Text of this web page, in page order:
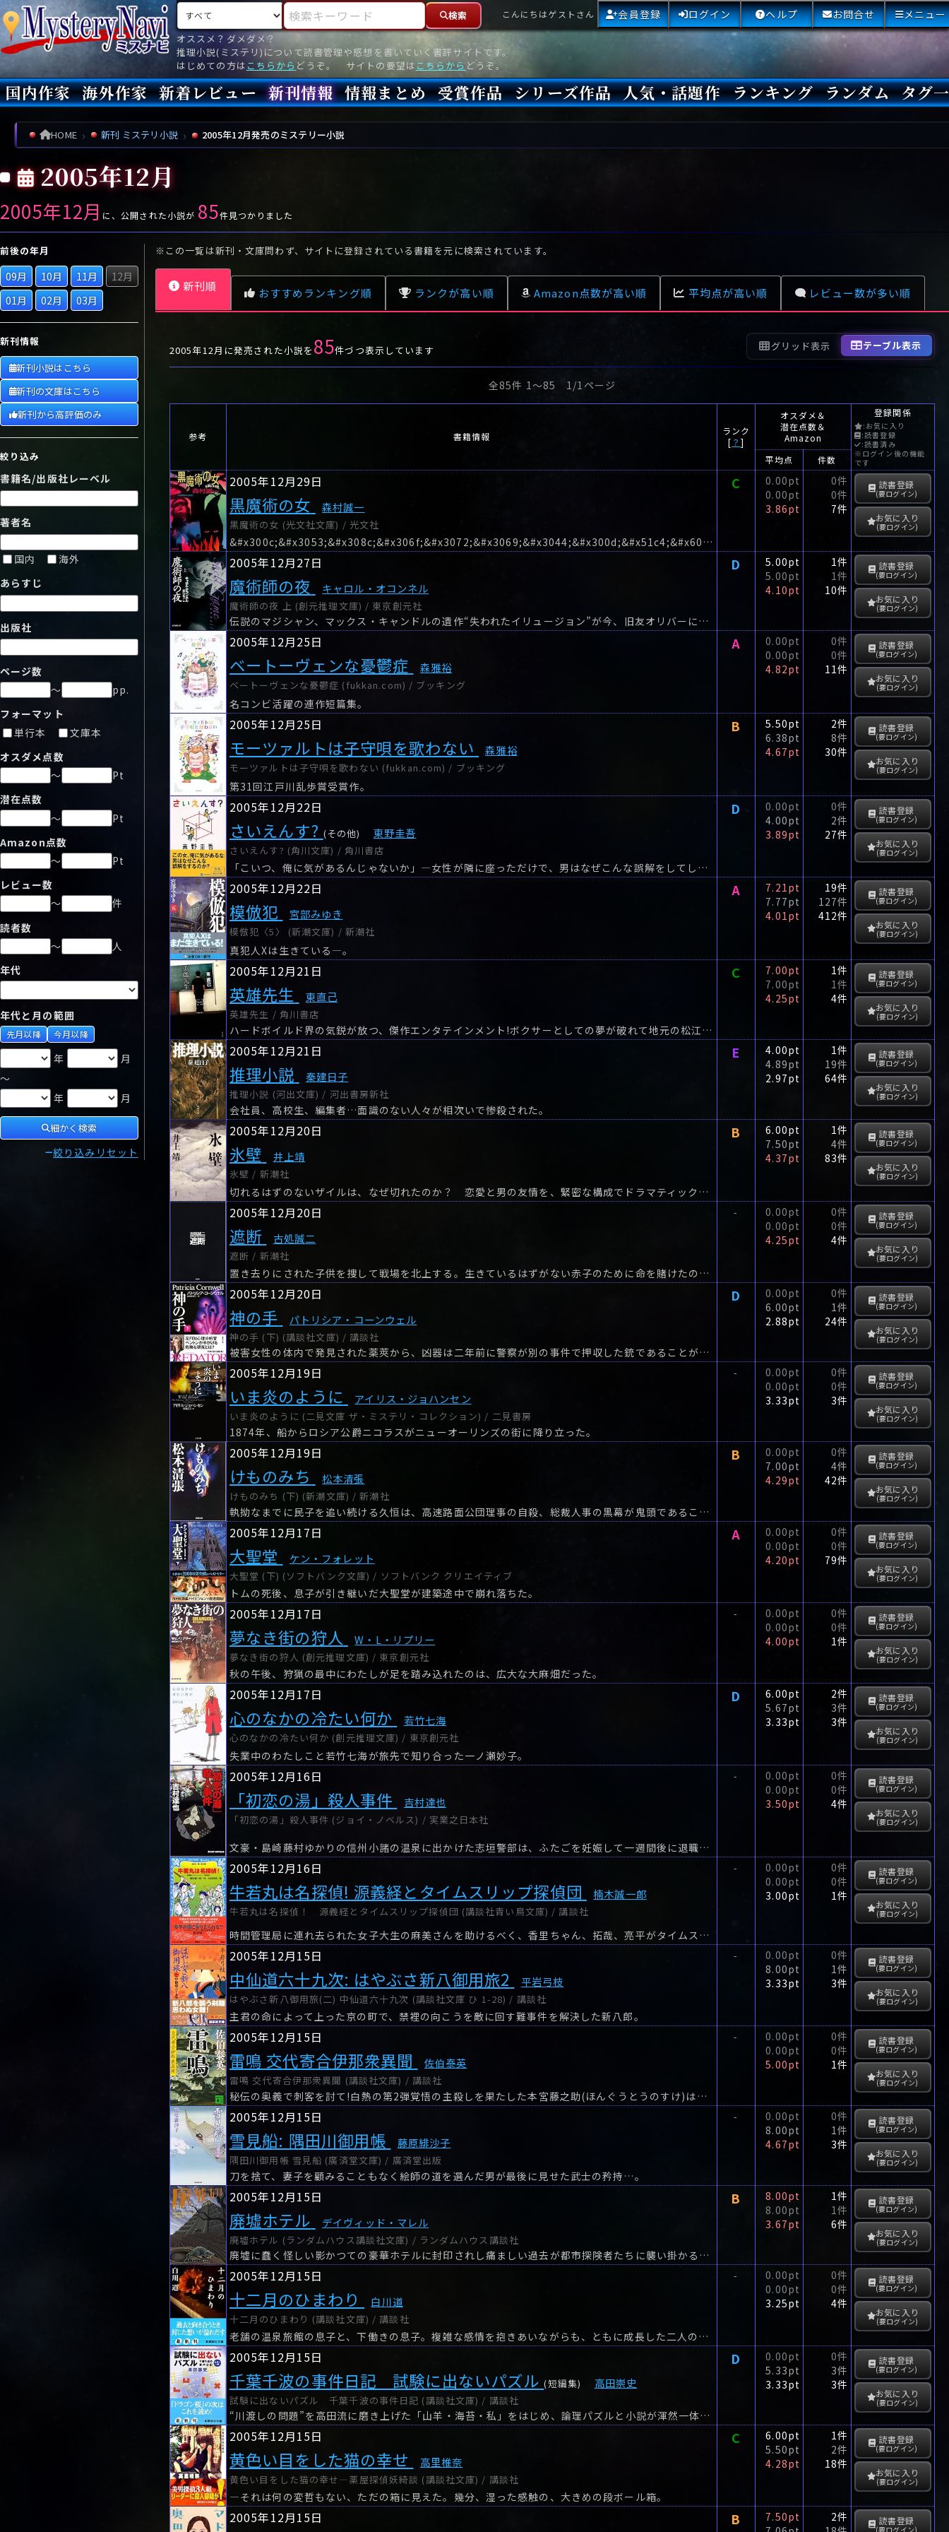
オススメ？ダメダメ？
推理小説(ミステリ)について読書管理や感想を書いていく書評サイトです。
はじめての方は こちらから どうぞ。 サイトの要望は こちらから どうぞ。
検索対象 検索キーワード
検索 こんにちはゲストさん 会員登録 ログイン ヘルプ お問合せ メニュー
国内作家
あ行 あ い う え
お
か行
か き く け
こ
さ行
さ し す せ
た行
た ち
な行
な に ぬ ね
の
は行
は ひ ふ
ま行
ま み む
も
や行
や ゆ
ら行
ろ
わ行
わ
海外作家
ア行 ア イ ウ エ
オ
カ行
カ キ ク ケ
コ
サ行
サ シ
タ行
ツ
ナ行
ナ ニ ヌ ネ
ノ
ハ行
ハ
マ行
マ ミ ム
モ
ヤ行
ヤ
リ ル レ
ロ
ワ行
ワ
新着レビュー 新刊情報
新刊情報
文庫新刊
新刊高評価
今月(8月)発売
先月(7月)発売
先々月(6月)発売
情報まとめ
『本格ミステリベスト』2026年版
『本格ミステリベスト』(海外)
『このミステリーがすごい!』2026年版
『このミステリーがすごい!』(海外)
『ミステリが読みたい!』2026年版
『ミステリが読みたい!』(海外)
『週刊文春ミステリーベスト10』2025年版
『週刊文春ミステリーベスト10』(海外)
本格ミステリ・エターナル300
本格ミステリ・ディケイド300
本格ミステリ・クロニクル300
ミステリー・リーグ
東西ミステリーベスト100 2012年版(国内)
東西ミステリーベスト100 2012年版(海外)
その他をもっとみる
受賞作品
日本推理作家協会賞
本格ミステリ大賞
鮎川哲也賞
横溝正史ミステリ大賞
江戸川乱歩賞
メフィスト賞
『このミステリーがすごい!』大賞
アンソニー賞(長編賞)
エドガー賞(MWA賞)
ゴールド・ダガー賞(CWA賞)
バリー賞(長編賞)
ガラスの鍵賞
その他をもっとみる
シリーズ作品 人気・話題作
本日
3日間
今週
今月
最近閲覧された小説
ランキング
国内総合ランキング
海外総合ランキング
Amazon国内作品高評価
Amazon海外作品高評価
国内作品高評価
海外作品高評価
閲覧回数
オススメ投票回数
読書した人が多い小説
サイトランク
Sランク
Aランク
Bランク
Cランク
Dランク
Eランク
Fランク
ランダム タグ
初心者におすすめ
クローズド・サー
本格ミステリ
青春ミステリ
学園ミステリ
日常の謎
SFミステリ
倒叙ミステリ
警察小説
映画化
ドラマ化
その他をもっとみ
HOME 新刊 ミステリ小説 2005年12月発売のミステリー小説
2005年12月
2005年12月 に、公開された小説が 85件見つかりました
前後の年月
09月 10月 11月
12月
01月
02月 03月
新刊情報
新刊小説はこちら
新刊の文庫はこちら
新刊から高評価のみ
絞り込み
書籍名/出版社レーベル
著者名
国内
海外
あらすじ
出版社
ページ数
～
pp.
フォーマット
単行本
文庫本
オスダメ点数
～
Pt
潜在点数
～
Pt
Amazon点数
～
Pt
レビュー数
～
件
読者数
～
人
年代
年代と月の範囲
先月以降 今月以降
年
月
～
年
月
細かく検索
絞り込みリセット
※この一覧は新刊・文庫問わず、サイトに登録されている書籍を元に検索されています。
新刊順 おすすめランキング順 ランクが高い順 Amazon点数が高い順 平均点が高い順 レビュー数が多い順
2005年12月に発売された小説を 85件づつ表示しています グリッド表示 テーブル表示
全85件 1〜85 1/1ページ
参考 書籍情報
ランク
[ ？]
オスダメ＆
潜在点数＆
Amazon
登録関係
:お気に入り
:読書登録
:読書済み
※ログイン後の機能
です
平均点 件数
2005年12月29日
黒魔術の女 森村誠一
黒魔術の女 (光文社文庫) / 光文社
&#x300c;&#x3053;&#x308c;&#x306f;&#x3072;&#x3069;&#x3044;&#x300d;&#x51c4;&#x60e8;&#x306a;&#x5149;&#x666f;&#x306b;&#x3001;
C
0.00pt
0.00pt
3.86pt
0件
0件
7件
読書登録
(要ログイン)
お気に入り
(要ログイン)
2005年12月27日
魔術師の夜 キャロル・オコンネル
魔術師の夜 上 (創元推理文庫) / 東京創元社
伝説のマジシャン、マックス・キャンドルの遺作“失われたイリュージョン”が今、旧友オリバーによって演じられようとしている。
D
5.00pt
5.00pt
4.10pt
1件
1件
10件
読書登録
(要ログイン)
お気に入り
(要ログイン)
2005年12月25日
ベートーヴェンな憂鬱症 森雅裕
ベートーヴェンな憂鬱症 (fukkan.com) / ブッキング
名コンビ活躍の連作短篇集。
A
0.00pt
0.00pt
4.82pt
0件
0件
11件
読書登録
(要ログイン)
お気に入り
(要ログイン)
2005年12月25日
モーツァルトは子守唄を歌わない 森雅裕
モーツァルトは子守唄を歌わない (fukkan.com) / ブッキング
第31回江戸川乱歩賞受賞作。
B
5.50pt
6.38pt
4.67pt
2件
8件
30件
読書登録
(要ログイン)
お気に入り
(要ログイン)
2005年12月22日
さいえんす? (その他) 東野圭吾
さいえんす? (角川文庫) / 角川書店
「こいつ、俺に気があるんじゃないか」―女性が隣に座っただけで、男はなぜこんな誤解をしてしまうのか?男女の恋愛問題から、ダイエットブームへの提言、野球人気を復活させるための画期的な改革...
D
0.00pt
4.00pt
3.89pt
0件
2件
27件
読書登録
(要ログイン)
お気に入り
(要ログイン)
2005年12月22日
模倣犯 宮部みゆき
模倣犯〈5〉 (新潮文庫) / 新潮社
真犯人Xは生きている―。
A
7.21pt
7.77pt
4.01pt
19件
127件
412件
読書登録
(要ログイン)
お気に入り
(要ログイン)
2005年12月21日
英雄先生 東直己
英雄先生 / 角川書店
ハードボイルド界の気鋭が放つ、傑作エンタテインメント!ボクサーとしての夢が破れて地元の松江に戻った池田は、教師として退屈な日々を送る。
C
7.00pt
7.00pt
4.25pt
1件
1件
4件
読書登録
(要ログイン)
お気に入り
(要ログイン)
2005年12月21日
推理小説 秦建日子
推理小説 (河出文庫) / 河出書房新社
会社員、高校生、編集者…面識のない人々が相次いで惨殺された。
E
4.00pt
4.89pt
2.97pt
1件
19件
64件
読書登録
(要ログイン)
お気に入り
(要ログイン)
2005年12月20日
氷壁 井上靖
氷壁 / 新潮社
切れるはずのないザイルは、なぜ切れたのか？ 恋愛と男の友情を、緊密な構成でドラマティックに展開させた井上靖の傑作長篇。
B
6.00pt
7.50pt
4.37pt
1件
4件
83件
読書登録
(要ログイン)
お気に入り
(要ログイン)
2005年12月20日
遮断 古処誠二
遮断 / 新潮社
置き去りにされた子供を捜して戦場を北上する。生きているはずがない赤子のために命を賭けたのは、なぜか。
-
0.00pt
0.00pt
4.25pt
0件
0件
4件
読書登録
(要ログイン)
お気に入り
(要ログイン)
2005年12月20日
神の手 パトリシア・コーンウェル
神の手 (下) (講談社文庫) / 講談社
被害女性の体内で発見された薬莢から、凶器は二年前に警察が別の事件で押収した銃であることが分かる。
D
0.00pt
6.00pt
2.88pt
0件
1件
24件
読書登録
(要ログイン)
お気に入り
(要ログイン)
2005年12月19日
いま炎のように アイリス・ジョハンセン
いま炎のように (二見文庫 ザ・ミステリ・コレクション) / 二見書房
1874年、船からロシア公爵ニコラスがニューオーリンズの街に降り立った。
-
0.00pt
0.00pt
3.33pt
0件
0件
3件
読書登録
(要ログイン)
お気に入り
(要ログイン)
2005年12月19日
けものみち 松本清張
けものみち (下) (新潮文庫) / 新潮社
執拗なまでに民子を追い続ける久恒は、高速路面公団理事の自殺、総裁人事の黒幕が鬼頭であることを確信する。
B
0.00pt
7.00pt
4.29pt
0件
4件
42件
読書登録
(要ログイン)
お気に入り
(要ログイン)
2005年12月17日
大聖堂 ケン・フォレット
大聖堂 (下) (ソフトバンク文庫) / ソフトバンク クリエイティブ
トムの死後、息子が引き継いだ大聖堂が建築途中で崩れ落ちた。
A
0.00pt
0.00pt
4.20pt
0件
0件
79件
読書登録
(要ログイン)
お気に入り
(要ログイン)
2005年12月17日
夢なき街の狩人 W・L・リプリー
夢なき街の狩人 (創元推理文庫) / 東京創元社
秋の午後、狩猟の最中にわたしが足を踏み込れたのは、広大な大麻畑だった。
-
0.00pt
0.00pt
4.00pt
0件
0件
1件
読書登録
(要ログイン)
お気に入り
(要ログイン)
2005年12月17日
心のなかの冷たい何か 若竹七海
心のなかの冷たい何か (創元推理文庫) / 東京創元社
失業中のわたしこと若竹七海が旅先で知り合った一ノ瀬妙子。
D
6.00pt
5.67pt
3.33pt
2件
3件
3件
読書登録
(要ログイン)
お気に入り
(要ログイン)
2005年12月16日
「初恋の湯」殺人事件 吉村達也
「初恋の湯」殺人事件 (ジョイ・ノベルス) / 実業之日本社
文豪・島崎藤村ゆかりの信州小諸の温泉に出かけた志垣警部は、ふたごを妊娠して一週間後に退職する小諸署の杉山優花巡査部長が、奇妙な殺人事件を捜査しているのを知る。
-
0.00pt
0.00pt
3.50pt
0件
0件
4件
読書登録
(要ログイン)
お気に入り
(要ログイン)
2005年12月16日
牛若丸は名探偵! 源義経とタイムスリップ探偵団 楠木誠一郎
牛若丸は名探偵！ 源義経とタイムスリップ探偵団 (講談社青い鳥文庫) / 講談社
時間管理局に連れ去られた女子大生の麻美さんを助けるべく、香里ちゃん、拓哉、亮平がタイムスリップしたのは、源平時代。
-
0.00pt
0.00pt
3.00pt
0件
0件
1件
読書登録
(要ログイン)
お気に入り
(要ログイン)
2005年12月15日
中仙道六十九次: はやぶさ新八御用旅2 平岩弓枝
はやぶさ新八御用旅(二) 中仙道六十九次 (講談社文庫 ひ 1-28) / 講談社
主君の命によって上った京の町で、禁裡の向こうを敵に回す難事件を解決した新八郎。
-
0.00pt
8.00pt
3.33pt
0件
1件
3件
読書登録
(要ログイン)
お気に入り
(要ログイン)
2005年12月15日
雷鳴 交代寄合伊那衆異聞 佐伯泰英
雷鳴 交代寄合伊那衆異聞 (講談社文庫) / 講談社
秘伝の奥義で刺客を討て!白熱の第2弾覚悟の主殺しを果たした本宮藤之助(ほんぐうとうのすけ)は将軍家定との謁見をすませ、旗本家当主座光寺為清(ざこうじためすが)に成り代わった。
-
0.00pt
0.00pt
5.00pt
0件
0件
1件
読書登録
(要ログイン)
お気に入り
(要ログイン)
2005年12月15日
雪見船: 隅田川御用帳 藤原緋沙子
隅田川御用帳 雪見船 (廣済堂文庫) / 廣済堂出版
刀を捨て、妻子を顧みることもなく絵師の道を選んだ男が最後に見せた武士の矜持…。
-
0.00pt
8.00pt
4.67pt
0件
1件
3件
読書登録
(要ログイン)
お気に入り
(要ログイン)
2005年12月15日
廃墟ホテル デイヴィッド・マレル
廃墟ホテル (ランダムハウス講談社文庫) / ランダムハウス講談社
廃墟に蠢く怪しい影かつての豪華ホテルに封印されし痛ましい過去が都市探険者たちに襲い掛かる！忍びこむ者——廃墟のもつ魅力に取り憑かれた彼らと共に、新聞記者バレンジャーはかつての豪...
B
8.00pt
8.00pt
3.67pt
1件
1件
6件
読書登録
(要ログイン)
お気に入り
(要ログイン)
2005年12月15日
十二月のひまわり 白川道
十二月のひまわり (講談社文庫) / 講談社
老舗の温泉旅館の息子と、下働きの息子。複雑な感情を抱きあいながらも、ともに成長した二人の前に、ひとりの女が現れる。
-
0.00pt
0.00pt
3.25pt
0件
0件
4件
読書登録
(要ログイン)
お気に入り
(要ログイン)
2005年12月15日
千葉千波の事件日記 試験に出ないパズル (短編集) 高田崇史
試験に出ないパズル 千葉千波の事件日記 (講談社文庫) / 講談社
“川渡しの問題”を高田流に磨き上げた「山羊・海苔・私」をはじめ、論理パズルと小説が渾然一体となった、傑作短編集。
D
0.00pt
5.33pt
3.33pt
0件
3件
3件
読書登録
(要ログイン)
お気に入り
(要ログイン)
2005年12月15日
黄色い目をした猫の幸せ 高里椎奈
黄色い目をした猫の幸せ―薬屋探偵妖綺談 (講談社文庫) / 講談社
―それは何の変哲もない、ただの箱に見えた。幾分、湿った感触の、大きめの段ボール箱。
C
6.00pt
5.50pt
4.28pt
1件
2件
18件
読書登録
(要ログイン)
お気に入り
(要ログイン)
2005年12月15日 B
7.50pt
2件
読書登録
(要ログイン)